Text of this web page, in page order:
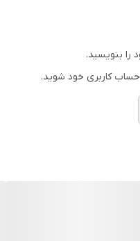
را بنویسید.
حساب کاربری خود شوید.